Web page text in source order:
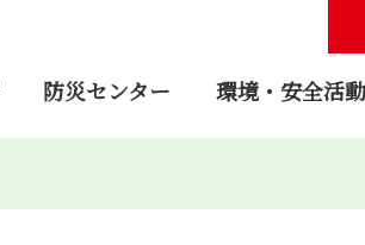
防災センター 環境・安全活動